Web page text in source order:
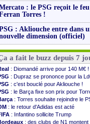
: le PSG reçoit le
Torres !
: Akliouche entre dans
dimension (officiel)
a fait le buzz depuis 7
: Diomandé arrive pour 140 M€ !
: Dupraz se prononce pour la
: c'est bouclé pour Akliouche !
: le Barça fixe son prix pour
: Torres souhaite rejoindre le
: le retour d'Adidas est acté
: Infantino sollicite Trump
: des clubs de N1